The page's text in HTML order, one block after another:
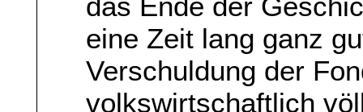
eine Zeit lang ganz
Verschuldung der
volkswirtschaftlich